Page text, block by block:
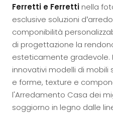
Ferretti e Ferretti nella
esclusive soluzioni
componibilità
di progettazione la
esteticamente gradevole.
innovativi modelli di mobili
e forme, texture e
l'Arredamento Casa dei
soggiorno in legno dalle